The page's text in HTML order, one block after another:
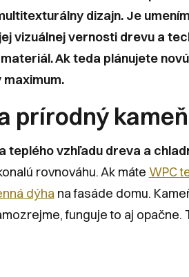
dizajn. Je
vizuálnej vernosti drevu a
Ak teda plánujete
prírodný kameň
teplého vzhľadu dreva a
rovnováhu. Ak máte WPC
dýhana fasáde domu.
funguje to aj